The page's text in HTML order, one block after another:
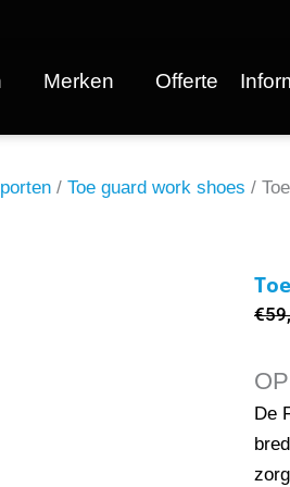
Merken Offerte
/ Toe guard work shoes /
€
De